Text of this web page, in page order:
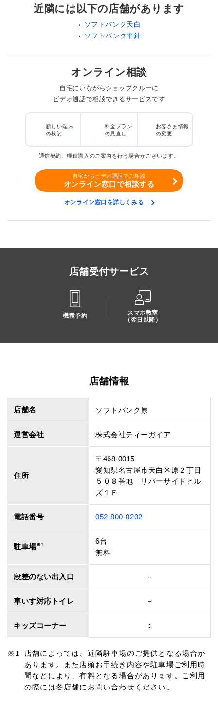
近隣には以下の店舗があります
ソフトバンク天白
ソフトバンク平針
オンライン相談
自宅にいながらショップクルーに
ビデオ通話で相談できるサービスです
新しい端末
の検討
料金プラン
の見直し
お客さま情報
の変更
通信契約、機種購入のご案内を行う場合がございます。
自宅からビデオ通話でご相談
オンライン窓口で相談する
オンライン窓口を詳しくみる
店舗受付サービス
機種予約
スマホ教室
（翌日以降）
店舗情報
店舗名 ソフトバンク原
運営会社 株式会社ティーガイア
住所
〒468-0015
愛知県名古屋市天白区原２丁目
５０８番地 リバーサイドヒル
ズ１Ｆ
電話番号 052-800-8202
駐車場※1
6台
無料
段差のない出入口 －
車いす対応トイレ －
キッズコーナー ○
店舗によっては、近隣駐車場のご提供となる場合が
あります。また店頭お手続き内容や駐車場ご利用時
間などにより、有料となる場合があります。ご利用
の際には各店舗にお問い合わせください。